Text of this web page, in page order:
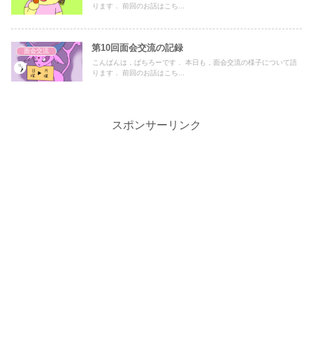
ります． 前回のお話はこち...
面会交流 第10回面会交流の記録
こんばんは，ぱちろーです． 本日も，面会交流の様子について語
ります． 前回のお話はこち...
スポンサーリンク